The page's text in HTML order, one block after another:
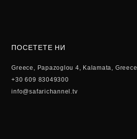
ПОСЕТЕТЕ НИ
Greece, Papazoglou 4, Kalamata, Greece
+30 609 83049300
info@safarichannel.tv